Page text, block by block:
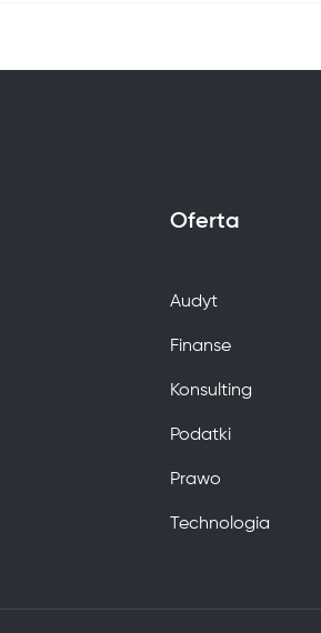
Oferta
Audyt
Finanse
Konsulting
Podatki
Prawo
Technologia